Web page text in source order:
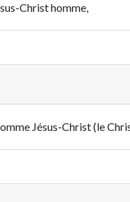
Christ homme,
Jésus-Christ (le